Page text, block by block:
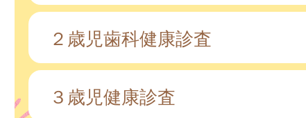
２歳児歯科健康診査
３歳児健康診査